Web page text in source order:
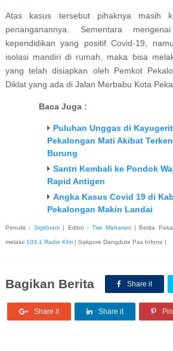
Atas kasus tersebut pihaknya masih
penanganannya. Sementara
kependidikan yang positif Covid-19,
isolasi mandiri di rumah, maka bisa
yang telah disiapkan oleh Pemkot
Diklat yang ada di Jalan Merbabu Kota
Baca Juga :
Puluhan Unggas di
Pekalongan Mati Akibat
Burung
Santri Kembali ke Pondok
Rapid Antigen
Angka Kasus Covid 19 di
Pekalongan Makin Landai
Penulis : Sigitbram| Editor :Tiwi Maharani| Berita
melalui 103.1 Radio Kfm| Sakpore Dangdute Pas Infone |
Bagikan Berita Share it
Share it Share it